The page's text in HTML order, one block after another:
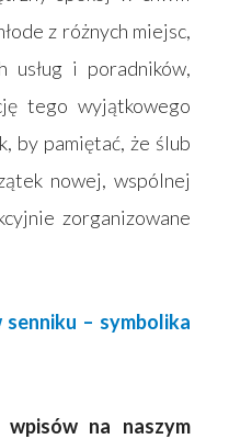
z różnych miejsc,
usług i poradników,
tego wyjątkowego
by pamiętać, że ślub
nowej, wspólnej
zorganizowane
– symbolika
na naszym